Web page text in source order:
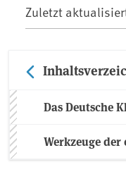
Zuletzt
Das Deutsche
Werkzeuge